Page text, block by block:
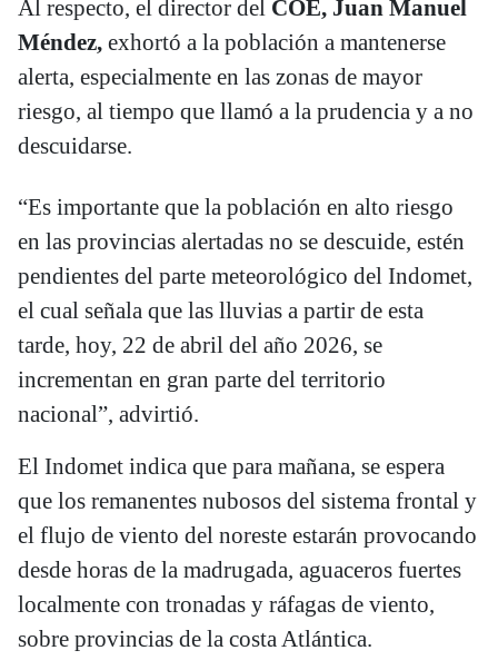
Al respecto, el director del COE, Juan Manuel
Méndez, exhortó a la población a mantenerse
alerta, especialmente en las zonas de mayor
riesgo, al tiempo que llamó a la prudencia y a no
descuidarse.
“Es importante que la población en alto riesgo
en las provincias alertadas no se descuide, estén
pendientes del parte meteorológico del Indomet,
el cual señala que las lluvias a partir de esta
tarde, hoy, 22 de abril del año 2026, se
incrementan en gran parte del territorio
nacional”, advirtió.
El Indomet indica que para mañana, se espera
que los remanentes nubosos del sistema frontal y
el flujo de viento del noreste estarán provocando
desde horas de la madrugada, aguaceros fuertes
localmente con tronadas y ráfagas de viento,
sobre provincias de la costa Atlántica.